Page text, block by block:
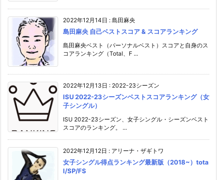
2022年12月14日 : 島田麻央
島田麻央 自己ベストスコア & スコアランキング
島田麻央ベスト（パーソナルベスト）スコアと自身のス
コアランキング（Total、F ...
2022年12月13日 : 2022-23シーズン
ISU 2022-23シーズンベストスコアランキング（女
子シングル）
ISU 2022-23シーズン、女子シングル・シーズンベスト
スコアのランキング。 ...
2022年12月12日 : アリーナ・ザギトワ
女子シングル得点ランキング最新版（2018~）tota
l/SP/FS